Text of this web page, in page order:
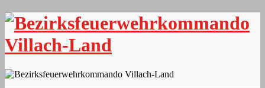
Skip
content